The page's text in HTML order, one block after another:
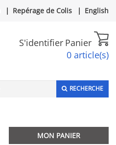
| Repérage de Colis | English
S'identifier Panier
0 article(s)
RECHERCHE
MON PANIER